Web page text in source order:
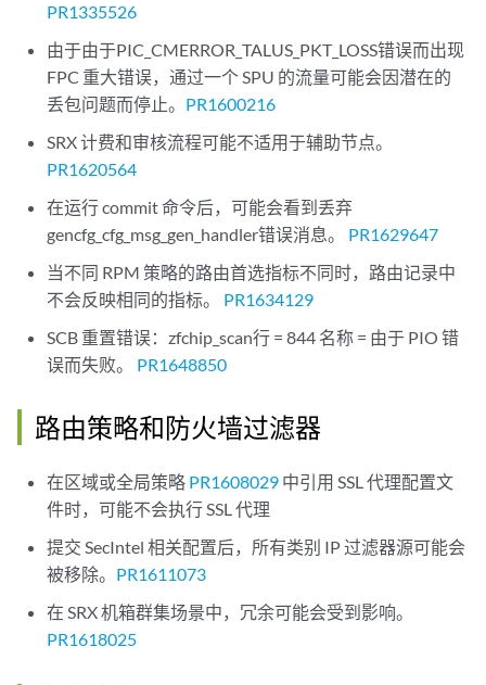
PR1335526
由于由于PIC_CMERROR_TALUS_PKT_LOSS错误而出现
FPC 重大错误，通过一个 SPU 的流量可能会因潜在的
丢包问题而停止。 PR1600216
SRX 计费和审核流程可能不适用于辅助节点。
PR1620564
在运行 commit 命令后，可能会看到丢弃
gencfg_cfg_msg_gen_handler错误消息。 PR1629647
当不同 RPM 策略的路由首选指标不同时，路由记录中
不会反映相同的指标。 PR1634129
SCB 重置错误：zfchip_scan行 = 844 名称 = 由于 PIO 错
误而失败。 PR1648850
路由策略和防火墙过滤器
在区域或全局策略 PR1608029 中引用 SSL 代理配置文
件时，可能不会执行 SSL 代理
提交 SecIntel 相关配置后，所有类别 IP 过滤器源可能会
被移除。 PR1611073
在 SRX 机箱群集场景中，冗余可能会受到影响。
PR1618025